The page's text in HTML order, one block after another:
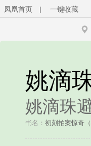
凤凰首页 | 一键收藏
姚滴
姚滴珠
书名： 初刻拍案惊奇（